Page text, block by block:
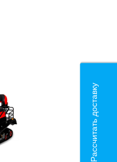
Рассчитать доставку